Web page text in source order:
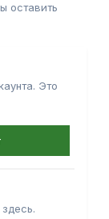
оставить
Это